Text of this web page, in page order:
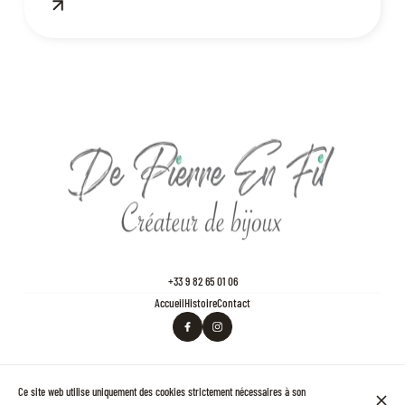
+33 9 82 65 01 06
AccueilHistoireContact
Mentions légalesProtection des donnéesParamètres des cookies
Ce site web utilise uniquement des cookies strictement nécessaires à son